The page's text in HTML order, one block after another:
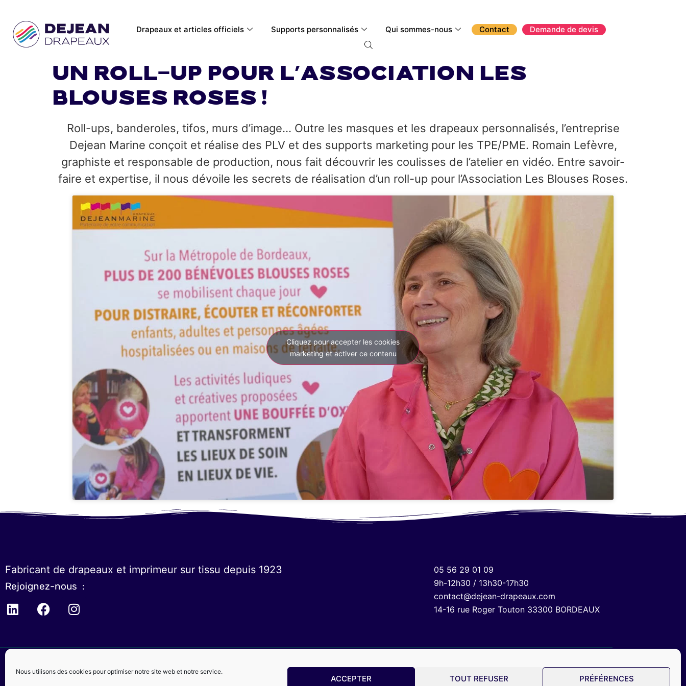
Nous utilisons des cookies pour optimiser notre site web et notre service.
ACCEPTER TOUT REFUSER PRÉFÉRENCES
Drapeaux et articles officiels Supports personnalisés Qui sommes-nous Contact Demande de devis
Un roll-up pour l’Association Les
Blouses Roses !
Roll-ups, banderoles, tifos, murs d’image… Outre les masques et les drapeaux personnalisés, l’entreprise
Dejean Marine conçoit et réalise des PLV et des supports marketing pour les TPE/PME. Romain Lefèvre,
graphiste et responsable de production, nous fait découvrir les coulisses de l’atelier en vidéo. Entre savoir-
faire et expertise, il nous dévoile les secrets de réalisation d’un roll-up pour l’Association Les Blouses Roses.
Cliquez pour accepter les cookies
marketing et activer ce contenu
Fabricant de drapeaux et imprimeur sur tissu depuis 1923
Rejoignez-nous :
05 56 29 01 09
9h-12h30 / 13h30-17h30
contact@dejean-drapeaux.com
14-16 rue Roger Touton 33300 BORDEAUX